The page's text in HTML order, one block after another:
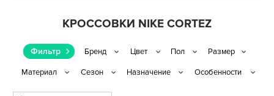
КРОССОВКИ NIKE CORTEZ
Фильтр